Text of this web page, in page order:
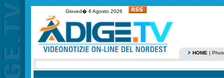
Gioved� 6 Agosto 2026
HOME |